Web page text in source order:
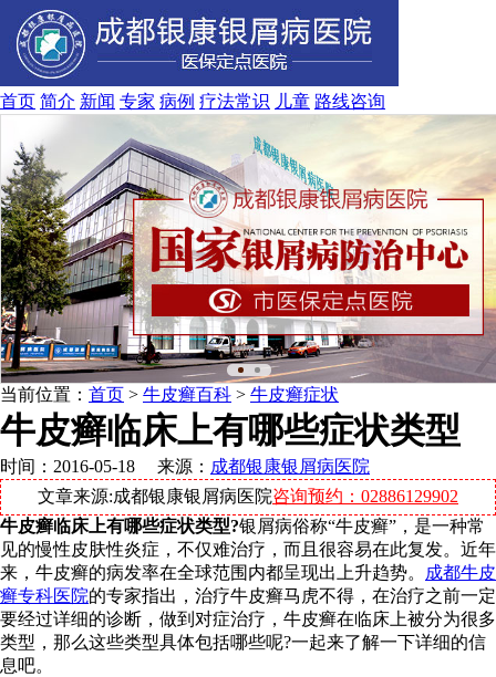
首页 简介 新闻 专家 病例 疗法常识 儿童 路线咨询
当前位置： 首页 > 牛皮癣百科 > 牛皮癣症状
牛皮癣临床上有哪些症状类型
时间：2016-05-18 来源： 成都银康银屑病医院
文章来源:成都银康银屑病医院咨询预约：02886129902
牛皮癣临床上有哪些症状类型?银屑病俗称“牛皮癣”，是一种常
见的慢性皮肤性炎症，不仅难治疗，而且很容易在此复发。近年
来，牛皮癣的病发率在全球范围内都呈现出上升趋势。
成都牛皮
癣专科医院的专家指出，治疗牛皮癣马虎不得，在治疗之前一定
要经过详细的诊断，做到对症治疗，牛皮癣在临床上被分为很多
类型，那么这些类型具体包括哪些呢?一起来了解一下详细的信
息吧。